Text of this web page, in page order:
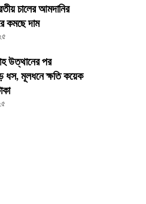
চালের আমদানির
কমছে দাম
উত্থানের পর
ধস, মূলধনে ক্ষতি কয়েক